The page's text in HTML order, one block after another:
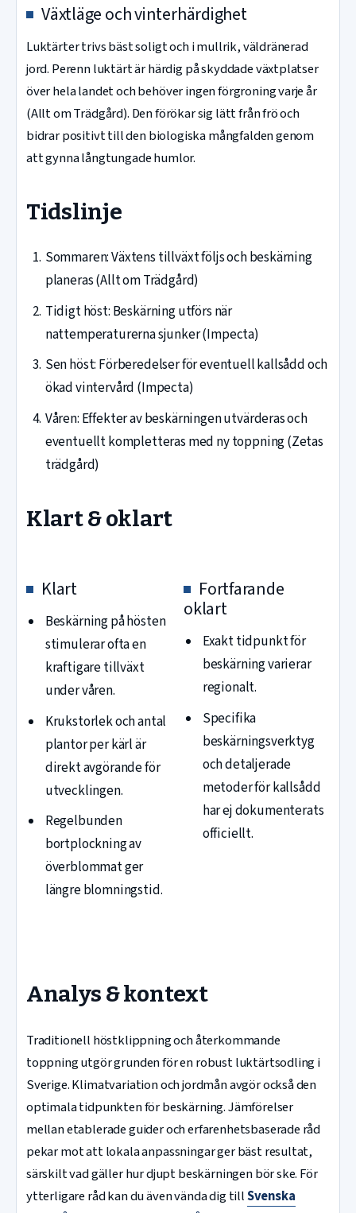
Växtläge och vinterhärdighet
Luktärter trivs bäst soligt och i mullrik, väldränerad
jord. Perenn luktärt är härdig på skyddade växtplatser
över hela landet och behöver ingen förgroning varje år
(Allt om Trädgård). Den förökar sig lätt från frö och
bidrar positivt till den biologiska mångfalden genom
att gynna långtungade humlor.
Tidslinje
Sommaren: Växtens tillväxt följs och beskärning
planeras (Allt om Trädgård)
Tidigt höst: Beskärning utförs när
nattemperaturerna sjunker (Impecta)
Sen höst: Förberedelser för eventuell kallsådd och
ökad vintervård (Impecta)
Våren: Effekter av beskärningen utvärderas och
eventuellt kompletteras med ny toppning (Zetas
trädgård)
Klart & oklart
Klart
Beskärning på hösten
stimulerar ofta en
kraftigare tillväxt
under våren.
Krukstorlek och antal
plantor per kärl är
direkt avgörande för
utvecklingen.
Regelbunden
bortplockning av
överblommat ger
längre blomningstid.
Fortfarande
oklart
Exakt tidpunkt för
beskärning varierar
regionalt.
Specifika
beskärningsverktyg
och detaljerade
metoder för kallsådd
har ej dokumenterats
officiellt.
Analys & kontext
Traditionell höstklippning och återkommande
toppning utgör grunden för en robust luktärtsodling i
Sverige. Klimatvariation och jordmån avgör också den
optimala tidpunkten för beskärning. Jämförelser
mellan etablerade guider och erfarenhetsbaserade råd
pekar mot att lokala anpassningar ger bäst resultat,
särskilt vad gäller hur djupt beskärningen bör ske. För
ytterligare råd kan du även vända dig tillSvenska